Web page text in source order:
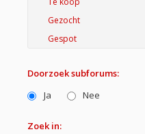
Doorzoek subforums:
Ja
Nee
Zoek in: